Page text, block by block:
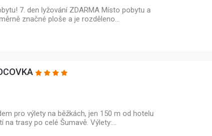
7. den lyžování ZDARMA Místo pobytu a
značné ploše a je rozděleno…
pro výlety na běžkách, jen 150 m od hotelu
na trasy po celé Šumavě. Výlety:…